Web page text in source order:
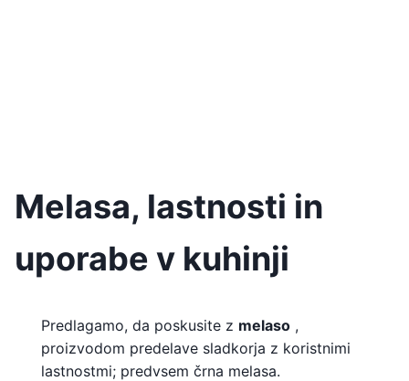
Melasa, lastnosti in
uporabe v kuhinji
Predlagamo, da poskusite z melaso ,
proizvodom predelave sladkorja z koristnimi
lastnostmi; predvsem črna melasa.